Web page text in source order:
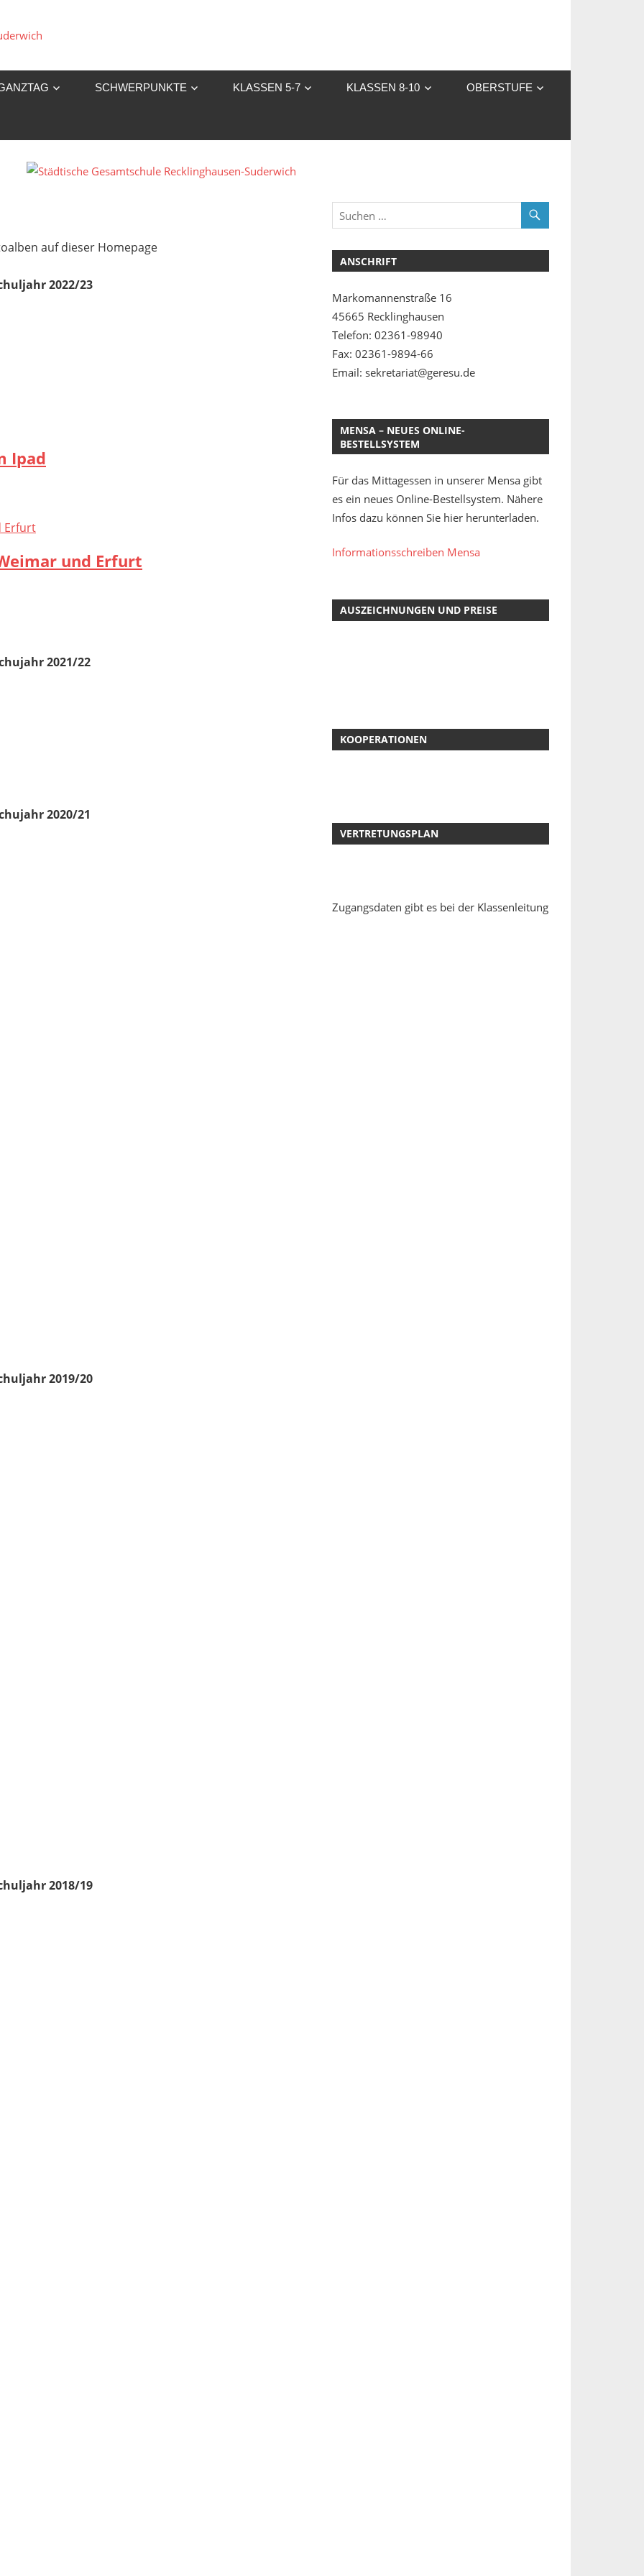
Gesamtschule
Suderwich
SCHWERPUNKTE KLASSEN 5-7 KLASSEN 8-10 OBERSTUFE
auf dieser Homepage
2022/23
Ipad
und Erfurt
2021/22
2020/21
2019/20
2018/19
ANSCHRIFT
Markomannenstraße 16
45665 Recklinghausen
Telefon: 02361-98940
Fax: 02361-9894-66
Email: sekretariat@geresu.de
MENSA – NEUES ONLINE-
BESTELLSYSTEM
Für das Mittagessen in unserer Mensa gibt
es ein neues Online-Bestellsystem. Nähere
Infos dazu können Sie hier herunterladen.
Informationsschreiben Mensa
AUSZEICHNUNGEN UND PREISE
KOOPERATIONEN
VERTRETUNGSPLAN
Zugangsdaten gibt es bei der Klassenleitung